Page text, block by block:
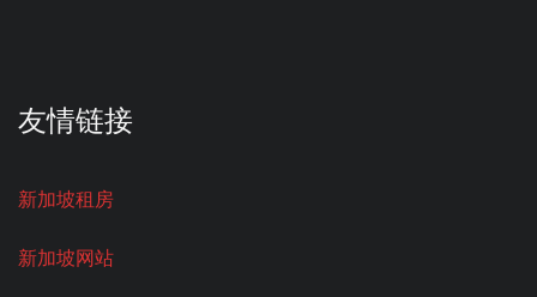
友情链接
新加坡租房
新加坡网站